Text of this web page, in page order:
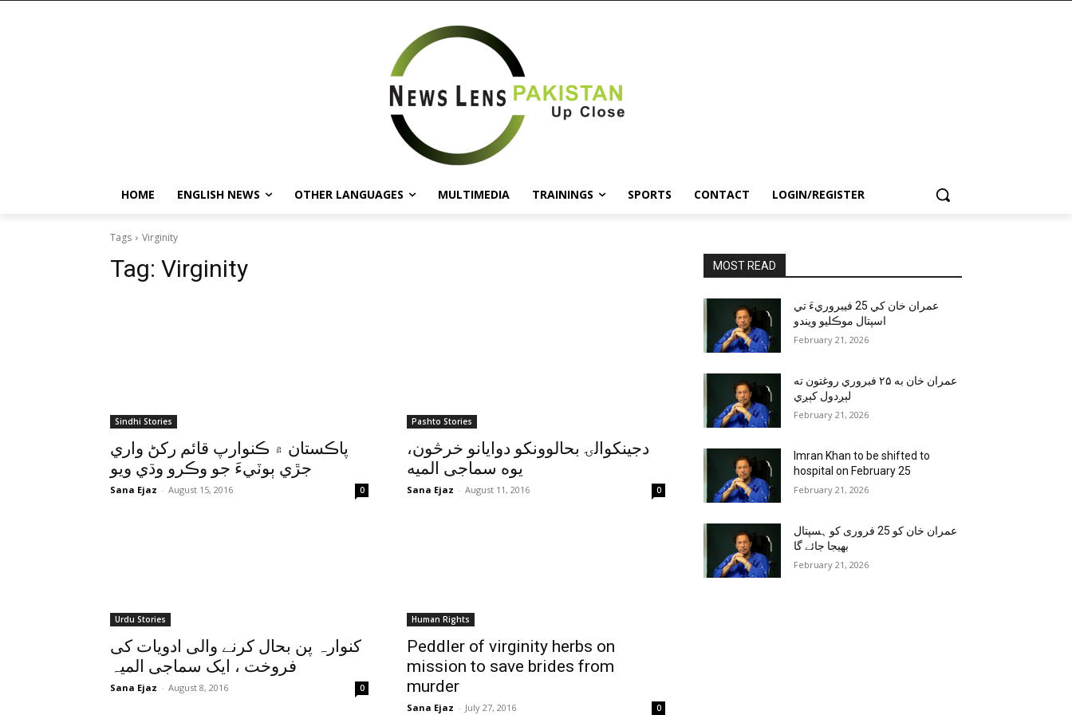
HOME ENGLISH NEWS OTHER LANGUAGES MULTIMEDIA TRAININGS SPORTS CONTACT LOGIN/REGISTER
Tags Virginity
Tag: Virginity
Sindhi Stories
پاڪستان ۾ ڪنوارپ قائم رکڻ واري
جڙي ٻوٽيءَ جو وڪرو وڌي ويو
Sana Ejaz - August 15, 2016 0
Pashto Stories
دجينکوالۍ بحالوونکو دوايانو خرڅون،
يوه سماجى الميه
Sana Ejaz - August 11, 2016 0
Urdu Stories
کنوارہ پن بحال کرنے والی ادویات کی
فروخت ، ایک سماجی المیہ
Sana Ejaz - August 8, 2016 0
Human Rights
Peddler of virginity herbs on
mission to save brides from
murder
Sana Ejaz - July 27, 2016 0
MOST READ
عمران خان کي 25 فيبروريءَ تي
اسپتال موڪليو ويندو
February 21, 2026
عمران خان به ۲۵ فبروري روغتون ته
لېږدول کېږي
February 21, 2026
Imran Khan to be shifted to
hospital on February 25
February 21, 2026
عمران خان کو 25 فروری کو ہسپتال
بھیجا جائے گا
February 21, 2026